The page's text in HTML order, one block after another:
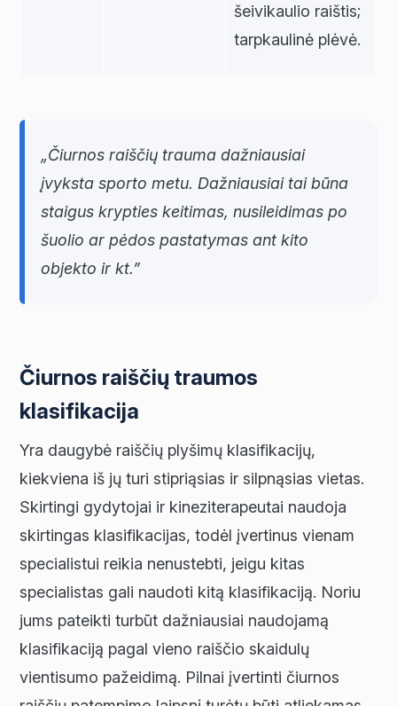
šeivikaulio raištis;
tarpkaulinė plėvė.
„Čiurnos raiščių trauma dažniausiai
įvyksta sporto metu. Dažniausiai tai būna
staigus krypties keitimas, nusileidimas po
šuolio ar pėdos pastatymas ant kito
objekto ir kt.”
Čiurnos raiščių traumos
klasifikacija
Yra daugybė raiščių plyšimų klasifikacijų,
kiekviena iš jų turi stipriąsias ir silpnąsias vietas.
Skirtingi gydytojai ir kineziterapeutai naudoja
skirtingas klasifikacijas, todėl įvertinus vienam
specialistui reikia nenustebti, jeigu kitas
specialistas gali naudoti kitą klasifikaciją. Noriu
jums pateikti turbūt dažniausiai naudojamą
klasifikaciją pagal vieno raiščio skaidulų
vientisumo pažeidimą. Pilnai įvertinti čiurnos